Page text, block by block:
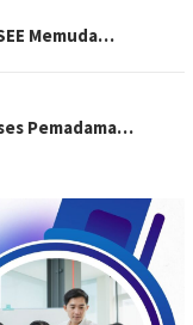
Memuda…
Pemadama…